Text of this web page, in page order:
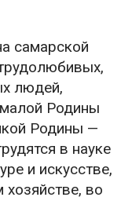
самарской
людей,
Родины
Родины —
в науке
и искусстве,
во